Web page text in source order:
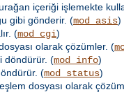
içeriği işlemekte
gibi gönderir. (mod_asis)
(mod_cgi)
olarak çözümler. (
döndürür. (mod_info)
(mod_status)
dosyası olarak